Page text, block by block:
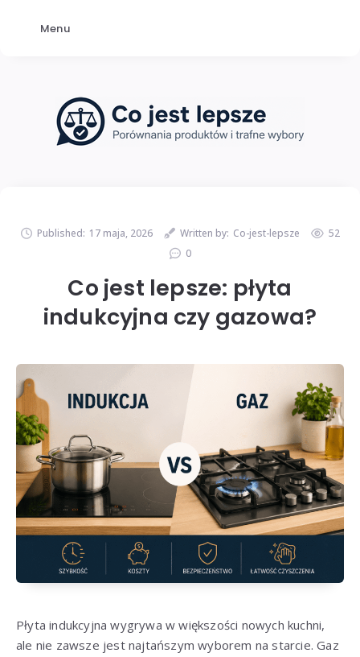
Published: 17 maja, 2026 Written by: Co-jest-lepsze
52
0
Co jest lepsze: płyta
indukcyjna czy gazowa?
Płyta indukcyjna wygrywa w większości nowych kuchni,
ale nie zawsze jest najtańszym wyborem na starcie. Gaz
Menu